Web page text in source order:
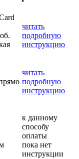
читать
подробную
инструкцию
читать
подробную
инструкцию
к данному
способу
оплаты
пока нет
инструкции